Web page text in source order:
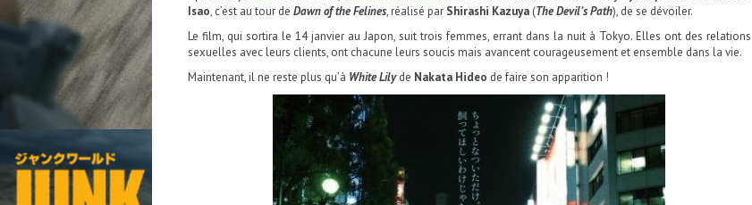
Isao, c’est au tour de Dawn of the Felines, réalisé par Shirashi Kazuya(The Devil’s Path), de se dévoiler.
Le film, qui sortira le 14 janvier au Japon, suit trois femmes, errant dans la nuit à Tokyo. Elles ont des relations
sexuelles avec leurs clients, ont chacune leurs soucis mais avancent courageusement et ensemble dans la vie.
Maintenant, il ne reste plus qu’à White Lilyde Nakata Hideo de faire son apparition !